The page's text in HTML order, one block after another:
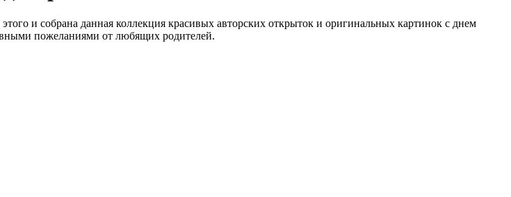
и собрана данная коллекция красивых авторских открыток и оригинальных картинок с днем
пожеланиями от любящих родителей.